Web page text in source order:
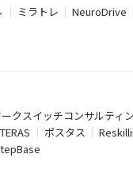
ミラトレ NeuroDrive
ークスイッチコンサルティ
ポスタス